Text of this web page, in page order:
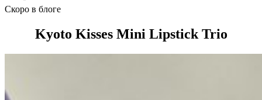
Скоро в блоге
Kyoto Kisses Mini Lipstick Trio